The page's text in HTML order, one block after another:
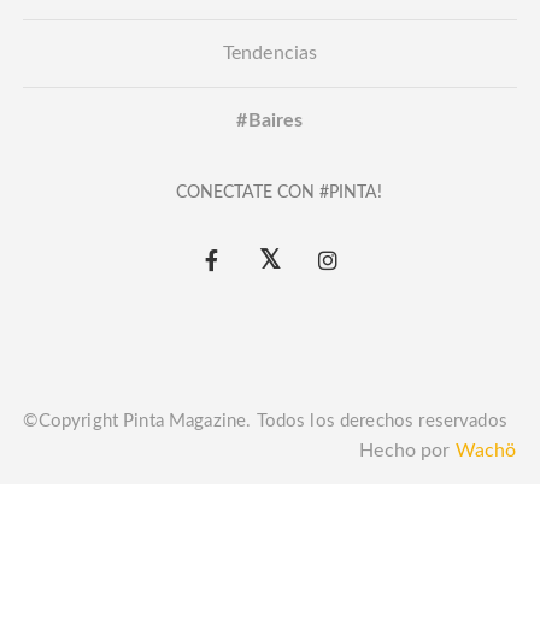
Tendencias
#Baires
CONECTATE CON #PINTA!
©Copyright Pinta Magazine. Todos los derechos reservados
Hecho por Wachö